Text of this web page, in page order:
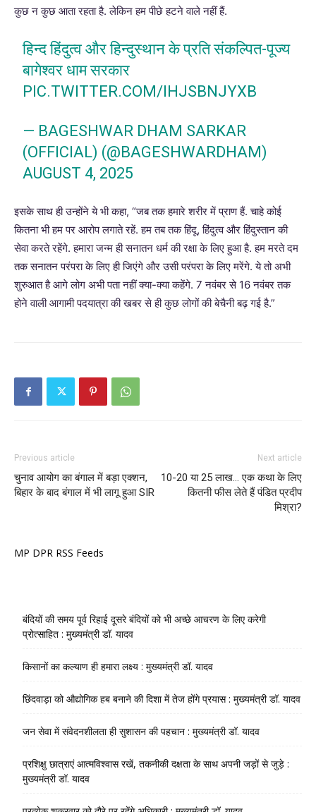
कुछ न कुछ आता रहता है. लेकिन हम पीछे हटने वाले नहीं हैं.
हिन्द हिंदुत्व और हिन्दुस्थान के प्रति संकल्पित-पूज्य
बागेश्वर धाम सरकार
PIC.TWITTER.COM/IHJSBNJYXB
— BAGESHWAR DHAM SARKAR
(OFFICIAL) (@BAGESHWARDHAM)
AUGUST 4, 2025
इसके साथ ही उन्होंने ये भी कहा, “जब तक हमारे शरीर में प्राण हैं. चाहे कोई
कितना भी हम पर आरोप लगाते रहें. हम तब तक हिंदू, हिंदुत्व और हिंदुस्तान की
सेवा करते रहेंगे. हमारा जन्म ही सनातन धर्म की रक्षा के लिए हुआ है. हम मरते दम
तक सनातन परंपरा के लिए ही जिएंगे और उसी परंपरा के लिए मरेंगे. ये तो अभी
शुरुआत है आगे लोग अभी पता नहीं क्या-क्या कहेंगे. 7 नवंबर से 16 नवंबर तक
होने वाली आगामी पदयात्रा की खबर से ही कुछ लोगों की बेचैनी बढ़ गई है.”
Previous article
चुनाव आयोग का बंगाल में बड़ा एक्शन,
बिहार के बाद बंगाल में भी लागू हुआ SIR
Next article
10-20 या 25 लाख… एक कथा के लिए
कितनी फीस लेते हैं पंडित प्रदीप
मिश्रा?
MP DPR RSS Feeds
बंदियों की समय पूर्व रिहाई दूसरे बंदियों को भी अच्छे आचरण के लिए करेगी
प्रोत्साहित : मुख्यमंत्री डॉ. यादव
किसानों का कल्याण ही हमारा लक्ष्य : मुख्यमंत्री डॉ. यादव
छिंदवाड़ा को औद्योगिक हब बनाने की दिशा में तेज होंगे प्रयास : मुख्यमंत्री डॉ. यादव
जन सेवा में संवेदनशीलता ही सुशासन की पहचान : मुख्यमंत्री डॉ. यादव
प्रशिक्षु छात्राएं आत्मविश्वास रखें, तकनीकी दक्षता के साथ अपनी जड़ों से जुड़े :
मुख्यमंत्री डॉ. यादव